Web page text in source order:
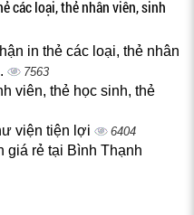
các loại, thẻ nhân viên, sinh
in thẻ các loại, thẻ nhân
7563
viên, thẻ học sinh, thẻ
viện tiện lợi 6404
giá rẻ tại Bình Thạnh